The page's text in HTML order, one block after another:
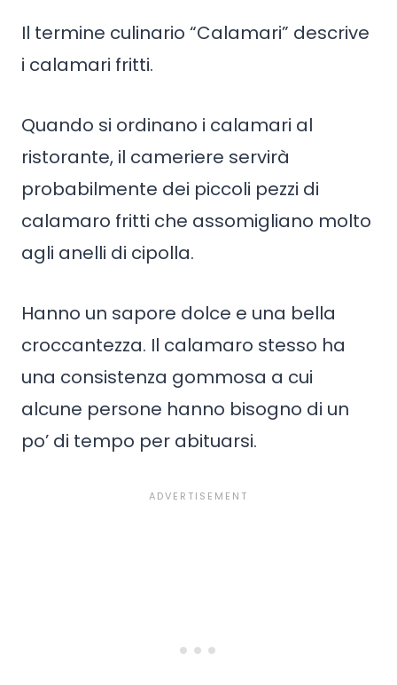
Il termine culinario “Calamari” descrive
i calamari fritti.
Quando si ordinano i calamari al
ristorante, il cameriere servirà
probabilmente dei piccoli pezzi di
calamaro fritti che assomigliano molto
agli anelli di cipolla.
Hanno un sapore dolce e una bella
croccantezza. Il calamaro stesso ha
una consistenza gommosa a cui
alcune persone hanno bisogno di un
po’ di tempo per abituarsi.